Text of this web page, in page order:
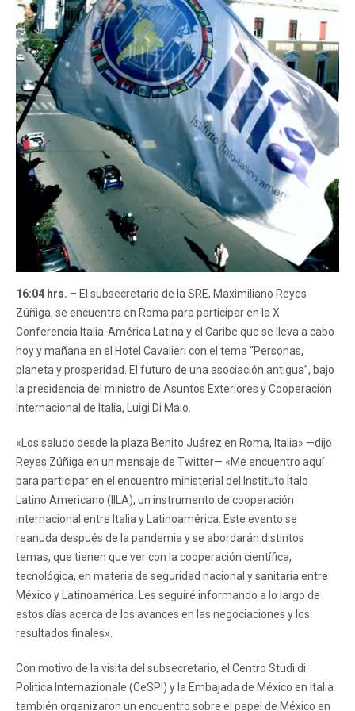
16:04 hrs. – El subsecretario de la SRE, Maximiliano Reyes
Zúñiga, se encuentra en Roma para participar en la X
Conferencia Italia-América Latina y el Caribe que se lleva a cabo
hoy y mañana en el Hotel Cavalieri con el tema “Personas,
planeta y prosperidad. El futuro de una asociación antigua”, bajo
la presidencia del ministro de Asuntos Exteriores y Cooperación
Internacional de Italia, Luigi Di Maio.
«Los saludo desde la plaza Benito Juárez en Roma, Italia» —dijo
Reyes Zúñiga en un mensaje de Twitter— «Me encuentro aquí
para participar en el encuentro ministerial del Instituto Ítalo
Latino Americano (IILA), un instrumento de cooperación
internacional entre Italia y Latinoamérica. Este evento se
reanuda después de la pandemia y se abordarán distintos
temas, que tienen que ver con la cooperación científica,
tecnológica, en materia de seguridad nacional y sanitaria entre
México y Latinoamérica. Les seguiré informando a lo largo de
estos días acerca de los avances en las negociaciones y los
resultados finales».
Con motivo de la visita del subsecretario, el Centro Studi di
Politica Internazionale (CeSPI) y la Embajada de México en Italia
también organizaron un encuentro sobre el papel de México en